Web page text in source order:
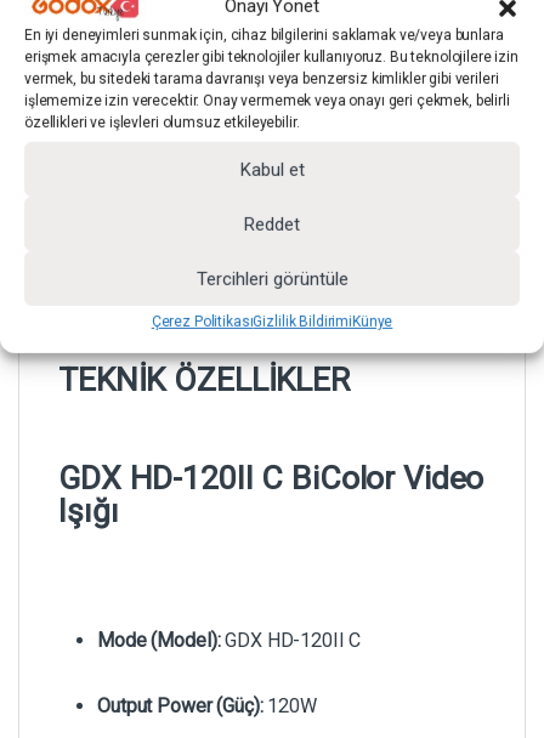
Onayı Yönet
En iyi deneyimleri sunmak için, cihaz bilgilerini saklamak ve/veya bunlara
erişmek amacıyla çerezler gibi teknolojiler kullanıyoruz. Bu teknolojilere izin
vermek, bu sitedeki tarama davranışı veya benzersiz kimlikler gibi verileri
işlememize izin verecektir. Onay vermemek veya onayı geri çekmek, belirli
özellikleri ve işlevleri olumsuz etkileyebilir.
Kabul et
Reddet
Tercihleri görüntüle
Çerez PolitikasıGizlilik BildirimiKünye
TEKNİK ÖZELLİKLER
GDX HD-120II C BiColor Video
Işığı
Mode (Model):GDX HD-120II C
Output Power (Güç):120W